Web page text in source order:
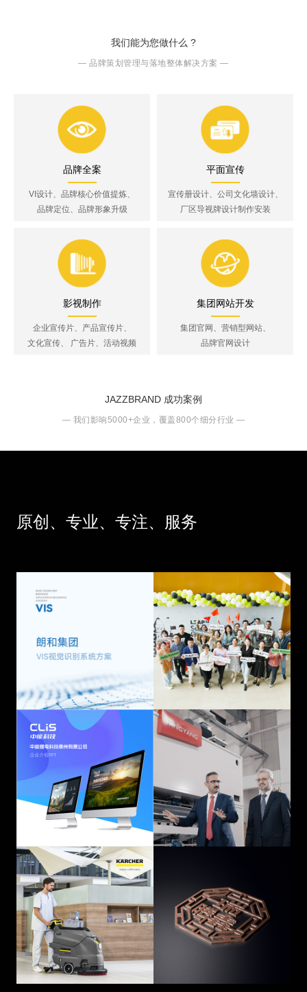
我们能为您做什么 ?
— 品牌策划管理与落地整体解决方案 —
品牌全案
VI设计、品牌核心价值提炼、
品牌定位、品牌形象升级
平面宣传
宣传册设计、公司文化墙设计、
厂区导视牌设计制作安装
影视制作
企业宣传片、产品宣传片、
文化宣传、 广告片、活动视频
集团网站开发
集团官网、营销型网站、
品牌官网设计
JAZZBRAND 成功案例
— 我们影响5000+企业，覆盖800个细分行业 —
原创、专业、专注、服务
工业提供洁净技术解决方案的
专业性公司，专注于为生物制
础的大型制药和保健品公司之
苏州公司宣传PPT设
计-中能科技
CLIS中能科技——中国领先锂
电储能系统集成服务商；致力
技术领先的储能产品......
迎阳无纺机械 — 画册
设计
江苏迎阳无纺机械有限公司是
国内非织造（无纺）设备专业
的制造商,创建于1992年，是一
家累积近三十年实际设计......
德国凯驰清洁系统 —
苏州广告公司
Kärcher是全球领先的清洁技术
供应商。1935年公司成立，
Kärcher拥有高压、超高压清洗
机、真空和蒸汽清洗......
瑞腾鑫餐饮全案设计
***餐饮管理服务（苏州）有限
公司是一家集政府、学校、企
事业单位、工厂、商业、配送
管理服务、餐饮服务等（......